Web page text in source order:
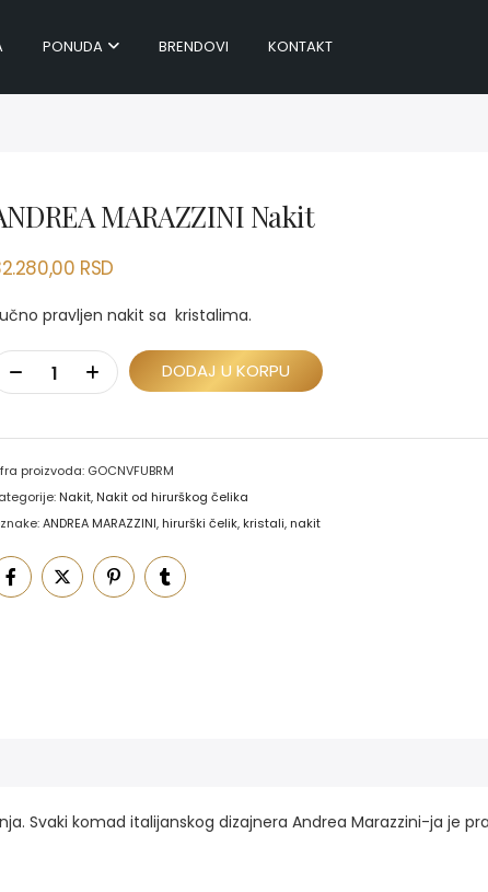
PONUDA BRENDOVI KONTAKT
MARAZZINI Nakit
RSD
pravljen nakit sa kristalima.
DODAJ U KORPU
proizvoda: GOCNVFUBRM
Nakit, Nakit od hirurškog čelika
ANDREA MARAZZINI, hirurški čelik, kristali, nakit
Svaki komad italijanskog dizajnera Andrea Marazzini-ja je